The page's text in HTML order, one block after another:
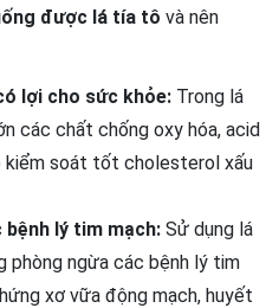
được lá tía tô và nên
lợi cho sức khỏe: Trong lá
các chất chống oxy hóa, acid
kiểm soát tốt cholesterol xấu
lý tim mạch: Sử dụng lá
phòng ngừa các bệnh lý tim
xơ vữa động mạch, huyết